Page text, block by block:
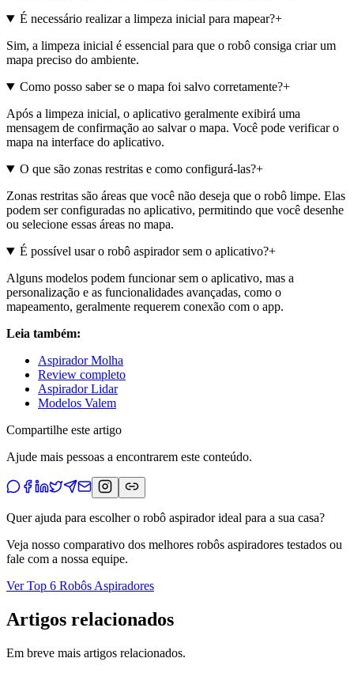
É necessário realizar a limpeza inicial para mapear?+
Sim, a limpeza inicial é essencial para que o robô consiga criar um
mapa preciso do ambiente.
Como posso saber se o mapa foi salvo corretamente?+
Após a limpeza inicial, o aplicativo geralmente exibirá uma
mensagem de confirmação ao salvar o mapa. Você pode verificar o
mapa na interface do aplicativo.
O que são zonas restritas e como configurá-las?+
Zonas restritas são áreas que você não deseja que o robô limpe. Elas
podem ser configuradas no aplicativo, permitindo que você desenhe
ou selecione essas áreas no mapa.
É possível usar o robô aspirador sem o aplicativo?+
Alguns modelos podem funcionar sem o aplicativo, mas a
personalização e as funcionalidades avançadas, como o
mapeamento, geralmente requerem conexão com o app.
Leia também:
Aspirador Molha
Review completo
Aspirador Lidar
Modelos Valem
Compartilhe este artigo
Ajude mais pessoas a encontrarem este conteúdo.
Quer ajuda para escolher o robô aspirador ideal para a sua casa?
Veja nosso comparativo dos melhores robôs aspiradores testados ou
fale com a nossa equipe.
Ver Top 6 Robôs Aspiradores
Artigos relacionados
Em breve mais artigos relacionados.